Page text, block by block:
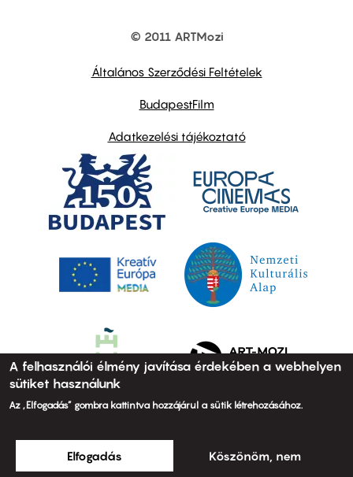
© 2011 ARTMozi
Általános Szerződési Feltételek
BudapestFilm
Adatkezelési tájékoztató
A felhasználói élmény javítása érdekében a webhelyen
sütiket használunk
Az „Elfogadás” gombra kattintva hozzájárul a sütik létrehozásához.
Elfogadás Köszönöm, nem